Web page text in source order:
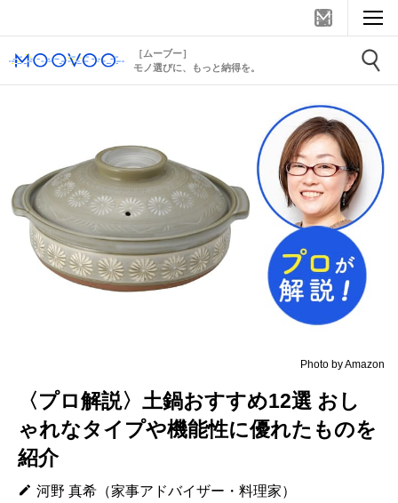
［ムーブー］
モノ選びに、もっと納得を。
Photo by Amazon
〈プロ解説〉土鍋おすすめ12選 おし
ゃれなタイプや機能性に優れたものを
紹介
河野 真希（家事アドバイザー・料理家）